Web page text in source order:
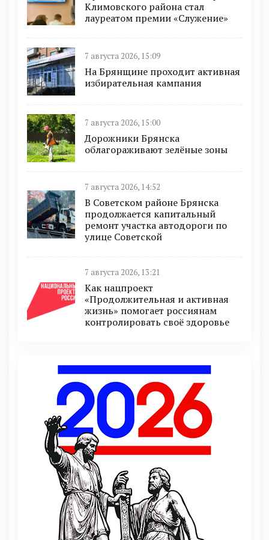
Климовского района стал
лауреатом премии «Служение»
7 августа 2026, 15:09
На Брянщине проходит активная
избирательная кампания
7 августа 2026, 15:00
Дорожники Брянска
облагораживают зелёные зоны
7 августа 2026, 14:52
В Советском районе Брянска
продолжается капитальный
ремонт участка автодороги по
улице Советской
7 августа 2026, 13:21
Как нацпроект
«Продолжительная и активная
жизнь» помогает россиянам
контролировать своё здоровье